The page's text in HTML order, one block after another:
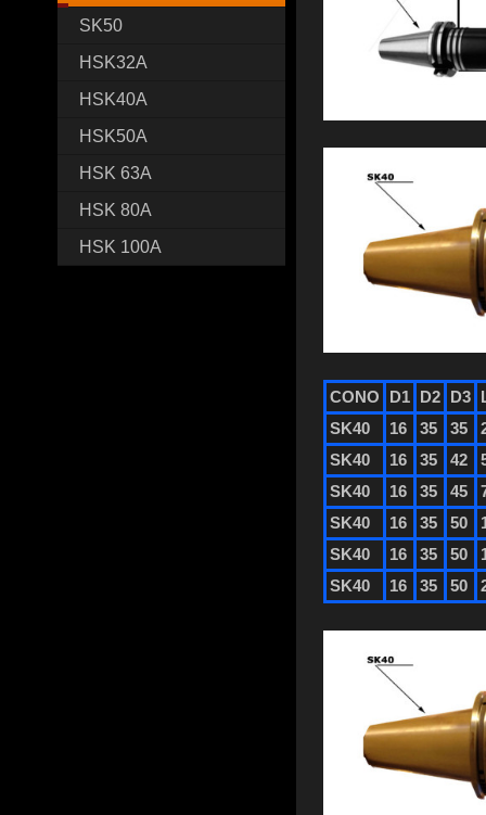
SK50
HSK32A
HSK40A
HSK50A
HSK 63A
HSK 80A
HSK 100A
CONO D1 D2 D3
SK40
16 35 35
SK40
16 35 42
SK40
16 35 45
SK40
16 35 50
SK40
16 35 50
SK40
16 35 50